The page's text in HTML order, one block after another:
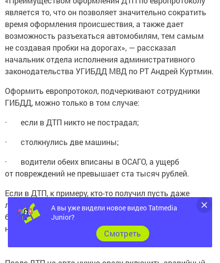
является то, что он позволяет значительно сократить
время оформления происшествия, а также дает
возможность разъехаться автомобилям, тем самым
не создавая пробки на дорогах», — рассказал
начальник отдела исполнения административного
законодательства УГИБДД МВД по РТ Андрей Куртмин.
Оформить европротокол, подчеркивают сотрудники
ГИБДД, можно только в том случае:
· если в ДТП никто не пострадал;
· столкнулись две машины;
· водители обеих вписаны в ОСАГО, а ущерб
от повреждений не превышает ста тысяч рублей.
Если в ДТП, к примеру, кто-то получил пусть даже
легкие травмы, то европротокол оформлять
бессмысленно — здесь без сотрудников ГИБДД
не обойтись.
А вы уже видели новое видео Tatmedia
Junior?
Cмотреть